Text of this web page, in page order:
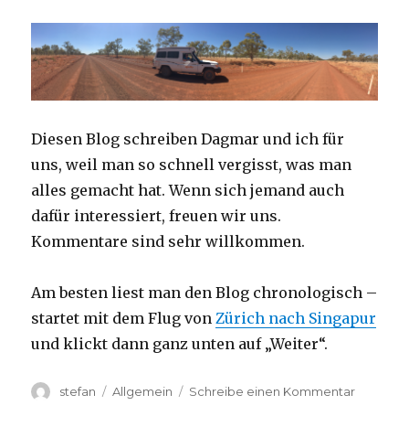
Diesen Blog schreiben Dagmar und ich für
uns, weil man so schnell vergisst, was man
alles gemacht hat. Wenn sich jemand auch
dafür interessiert, freuen wir uns.
Kommentare sind sehr willkommen.
Am besten liest man den Blog chronologisch –
startet mit dem Flug vonZürich nach Singapur
und klickt dann ganz unten auf „Weiter“.
Autor
stefan Kategorien
Allgemein Schreibe einen Kommentarzu